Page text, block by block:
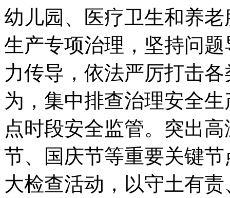
幼儿园、医疗卫生和养
生产专项治理，坚持问
力传导，依法严厉打击
为，集中排查治理安全
点时段安全监管。突出
节、国庆节等重要关键
大检查活动，以守土有